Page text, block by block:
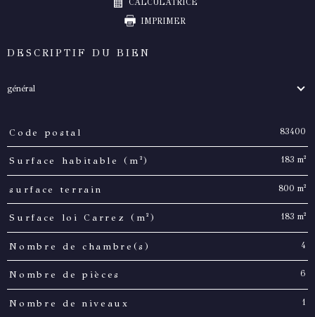
CALCULATRICE
IMPRIMER
DESCRIPTIF DU BIEN
général
TRAD_PAMPERO_Caracteristique
Code postal 83400
Surface habitable (m²) 183 m²
surface terrain 800 m²
Surface loi Carrez (m²) 183 m²
Nombre de chambre(s) 4
Nombre de pièces 6
Nombre de niveaux 1